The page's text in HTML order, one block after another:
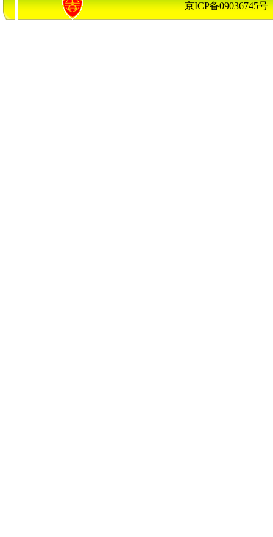
京ICP备